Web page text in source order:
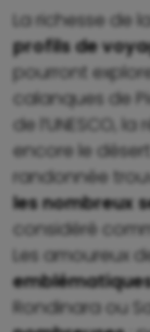
La richesse de
profils de
pourront
calanques de
de l’UNESCO,
encore le
randonnée
les nombreux
considéré
Les amoureux
Rondinara ou